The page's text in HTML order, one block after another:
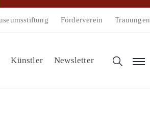
Förderverein Trauungen
Künstler Newsletter